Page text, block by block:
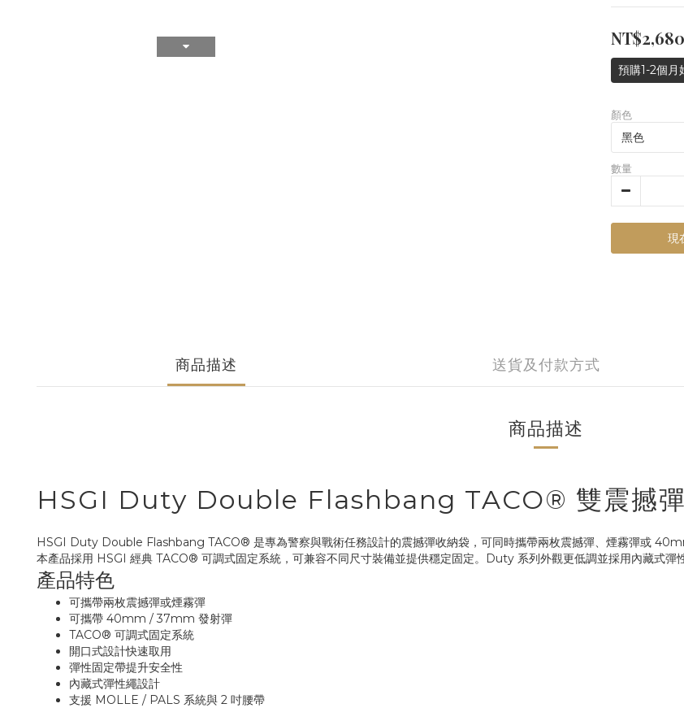
NT$2,680
預購1-2個月
顏色
數量
現
商品描述 送貨及付款方式
商品描述
HSGI Duty Double Flashbang TACO® 雙震撼彈
HSGI Duty Double Flashbang TACO® 是專為警察與戰術任務設計的震撼彈收納袋，可同時攜帶兩枚震撼彈、煙霧彈或
本產品採用 HSGI 經典 TACO® 可調式固定系統，可兼容不同尺寸裝備並提供穩定固定。Duty 系列外觀更低調並採用內藏式彈
產品特色
可攜帶兩枚震撼彈或煙霧彈
可攜帶 40mm / 37mm 發射彈
TACO® 可調式固定系統
開口式設計快速取用
彈性固定帶提升安全性
內藏式彈性繩設計
支援 MOLLE / PALS 系統與 2 吋腰帶